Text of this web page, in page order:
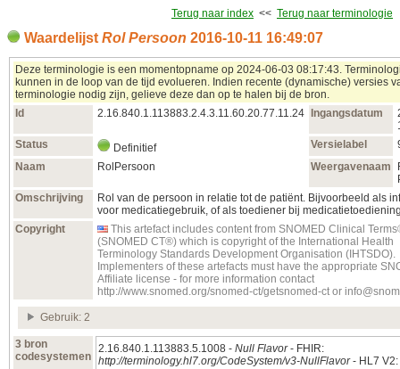
Terug naar index << Terug naar terminologie
Waardelijst Rol Persoon 2016‑10‑11 16:49:07
Deze terminologie is een momentopname op 2024‑06‑03 08:17:43.
kunnen in de loop van de tijd evolueren. Indien recente (dynamische) versies
terminologie nodig zijn, gelieve deze dan op te halen bij de bron.
Id
2.16.840.1.113883.2.4.3.11.60.20.77.11.24 Ingangsdatum
Status
Definitief Versielabel
Naam
RolPersoon Weergavenaam
Omschrijving
Rol van de persoon in relatie tot de patiënt. Bijvoorbeeld als
voor medicatiegebruik, of als toediener bij
Copyright
This artefact includes content from SNOMED Clinical
(SNOMED CT®) which is copyright of the International Health
Terminology Standards Development Organisation (IHTSDO).
Implementers of these artefacts must have the appropriate
Affiliate license - for more information contact
http://www.snomed.org/snomed-ct/getsnomed-ct or
Gebruik: 2
3 bron
codesystemen
2.16.840.1.113883.5.1008 - Null Flavor- FHIR:
http://terminology.hl7.org/CodeSystem/v3-NullFlavor- HL7 V2: